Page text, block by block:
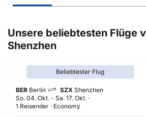
Unsere beliebtesten Flüge
Shenzhen
Beliebtester Flug
BER Berlin SZX Shenzhen
So. 04. Okt. - Sa. 17. Okt.
1 Reisender
Economy